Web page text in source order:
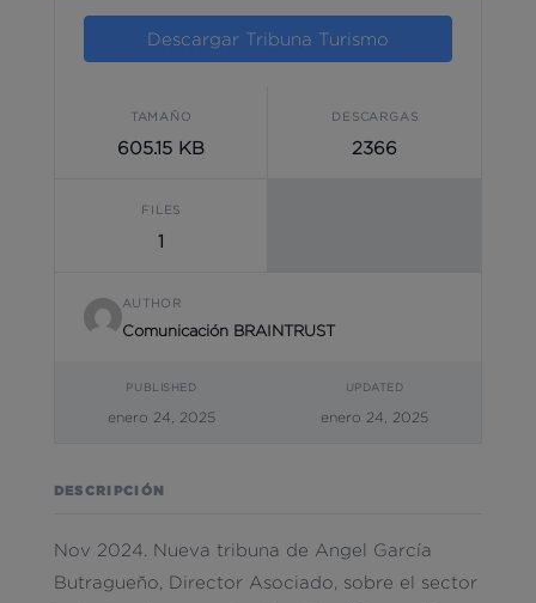
Descargar Tribuna Turismo
TAMAÑO
605.15 KB
DESCARGAS
2366
FILES
1
AUTHOR
Comunicación BRAINTRUST
PUBLISHED
enero 24, 2025
UPDATED
enero 24, 2025
DESCRIPCIÓN
Nov 2024. Nueva tribuna de Angel García
Butragueño, Director Asociado, sobre el sector